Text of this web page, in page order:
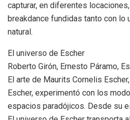
capturar, en diferentes
breakdance fundidas tanto con lo
natural.
El universo de Escher
Roberto Girón, Ernesto Páramo,
El arte de Maurits Cornelis
Escher, experimentó con los
espacios paradójicos. Desde su